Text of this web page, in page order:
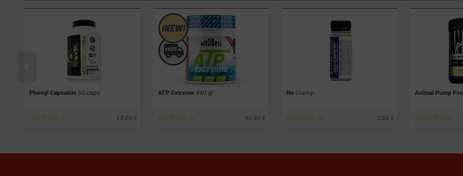
Phenyl Capsaicin 60 caps.
(0) 18.09
ATP Extreme 440 gr
(0) 40.80
No Cramp
(0) 2.80
Animal Pump Pre
(0)